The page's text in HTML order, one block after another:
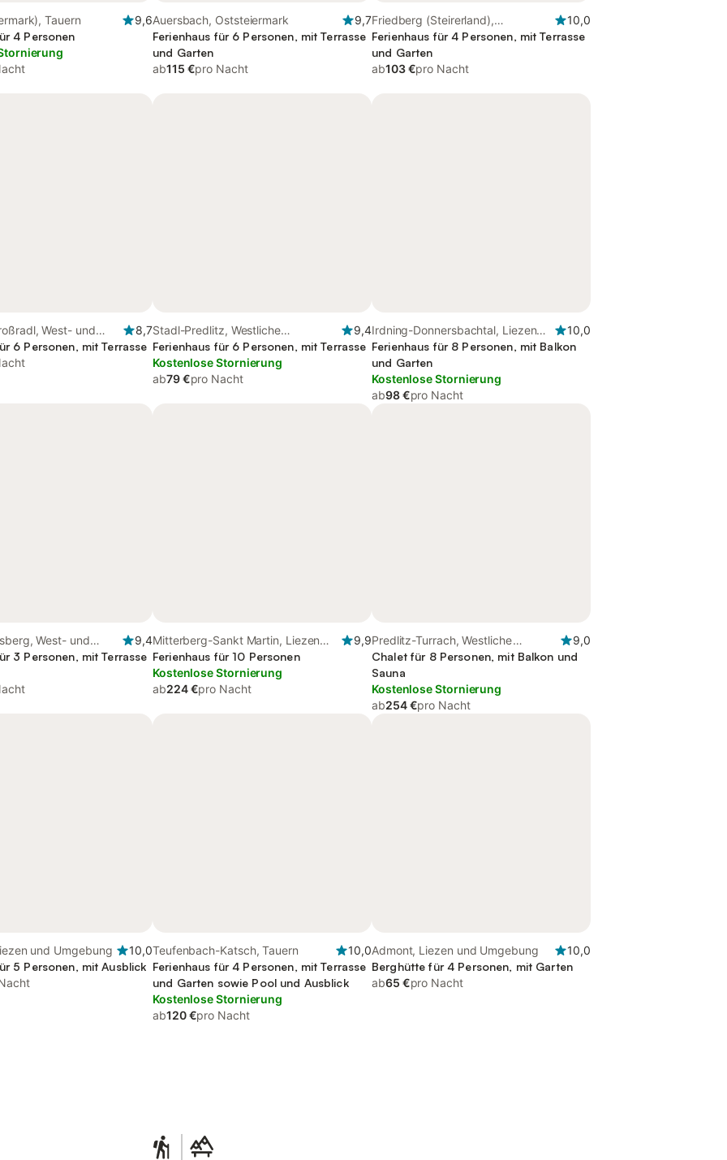
Tauern
9,6
4 Personen
Auersbach, Oststeiermark
9,7
Ferienhaus für 6 Personen, mit Terrasse
und Garten
ab115 €pro Nacht
Friedberg (Steirerland),
Oststeiermark
10,0
Ferienhaus für 4 Personen, mit Terrasse
und Garten
ab103 €pro Nacht
West- und
8,7
6 Personen, mit Terrasse
Stadl-Predlitz, Westliche
Obersteiermark
9,4
Ferienhaus für 6 Personen, mit Terrasse
Kostenlose Stornierung
ab79 €pro Nacht
Irdning-Donnersbachtal, Liezen
und Umgebung
10,0
Ferienhaus für 8 Personen, mit Balkon
und Garten
Kostenlose Stornierung
ab98 €pro Nacht
West- und
9,4
3 Personen, mit Terrasse
Mitterberg-Sankt Martin, Liezen
und Umgebung
9,9
Ferienhaus für 10 Personen
Kostenlose Stornierung
ab224 €pro Nacht
Predlitz-Turrach, Westliche
Obersteiermark
9,0
Chalet für 8 Personen, mit Balkon und
Sauna
Kostenlose Stornierung
ab254 €pro Nacht
und Umgebung
10,0
5 Personen, mit Ausblick
Teufenbach-Katsch, Tauern
10,0
Ferienhaus für 4 Personen, mit Terrasse
und Garten sowie Pool und Ausblick
Kostenlose Stornierung
ab120 €pro Nacht
Admont, Liezen und Umgebung
10,0
Berghütte für 4 Personen, mit Garten
ab65 €pro Nacht